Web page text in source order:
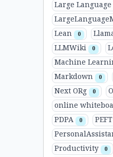
Large
Lean 0
LLMWiki 0
Machine
Markdown 0
Next ORg 0
online
PDPA 0 PEFT
Productivity 0